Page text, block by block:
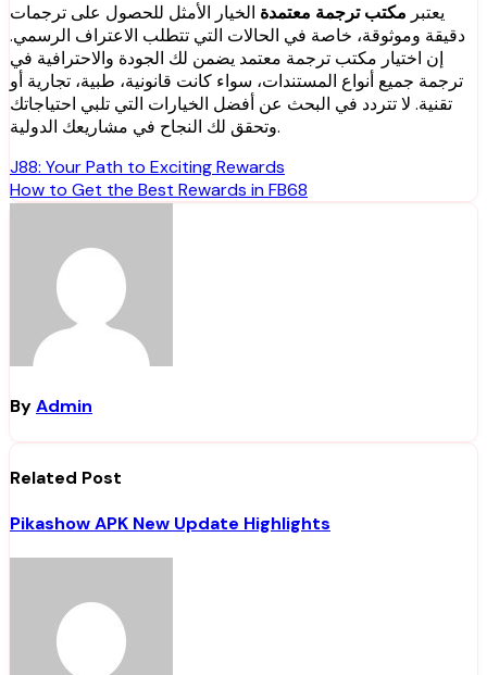
يعتبر مكتب ترجمة معتمدة الخيار الأمثل للحصول على ترجمات
دقيقة وموثوقة، خاصة في الحالات التي تتطلب الاعتراف الرسمي.
إن اختيار مكتب ترجمة معتمد يضمن لك الجودة والاحترافية في
ترجمة جميع أنواع المستندات، سواء كانت قانونية، طبية، تجارية أو
تقنية. لا تتردد في البحث عن أفضل الخيارات التي تلبي احتياجاتك
وتحقق لك النجاح في مشاريعك الدولية.
Post
navigation
J88: Your Path to Exciting Rewards
How to Get the Best Rewards in FB68
ByAdmin
Related Post
Pikashow APK New Update Highlights